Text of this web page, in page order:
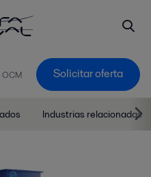
OCM Solicitar oferta
Industrias relacionadas